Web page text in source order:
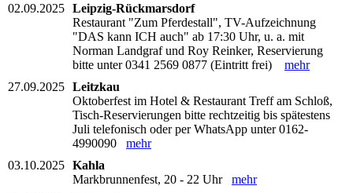
02.09.2025 Leipzig-Rückmarsdorf
Restaurant "Zum Pferdestall", TV-Aufzeichnung
"DAS kann ICH auch" ab 17:30 Uhr, u. a. mit
Norman Landgraf und Roy Reinker, Reservierung
bitte unter 0341 2569 0877 (Eintritt frei) mehr
27.09.2025 Leitzkau
Oktoberfest im Hotel & Restaurant Treff am Schloß,
Tisch-Reservierungen bitte rechtzeitig bis spätestens
Juli telefonisch oder per WhatsApp unter 0162-
4990090 mehr
03.10.2025 Kahla
Markbrunnenfest, 20 - 22 Uhr mehr